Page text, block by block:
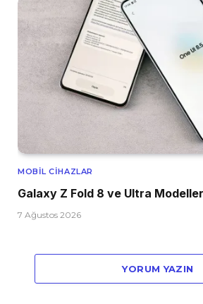
MOBIL CIHAZLAR
Galaxy Z Fold 8 ve Ultra Modelleri
7 Ağustos 2026
YORUM YAZIN